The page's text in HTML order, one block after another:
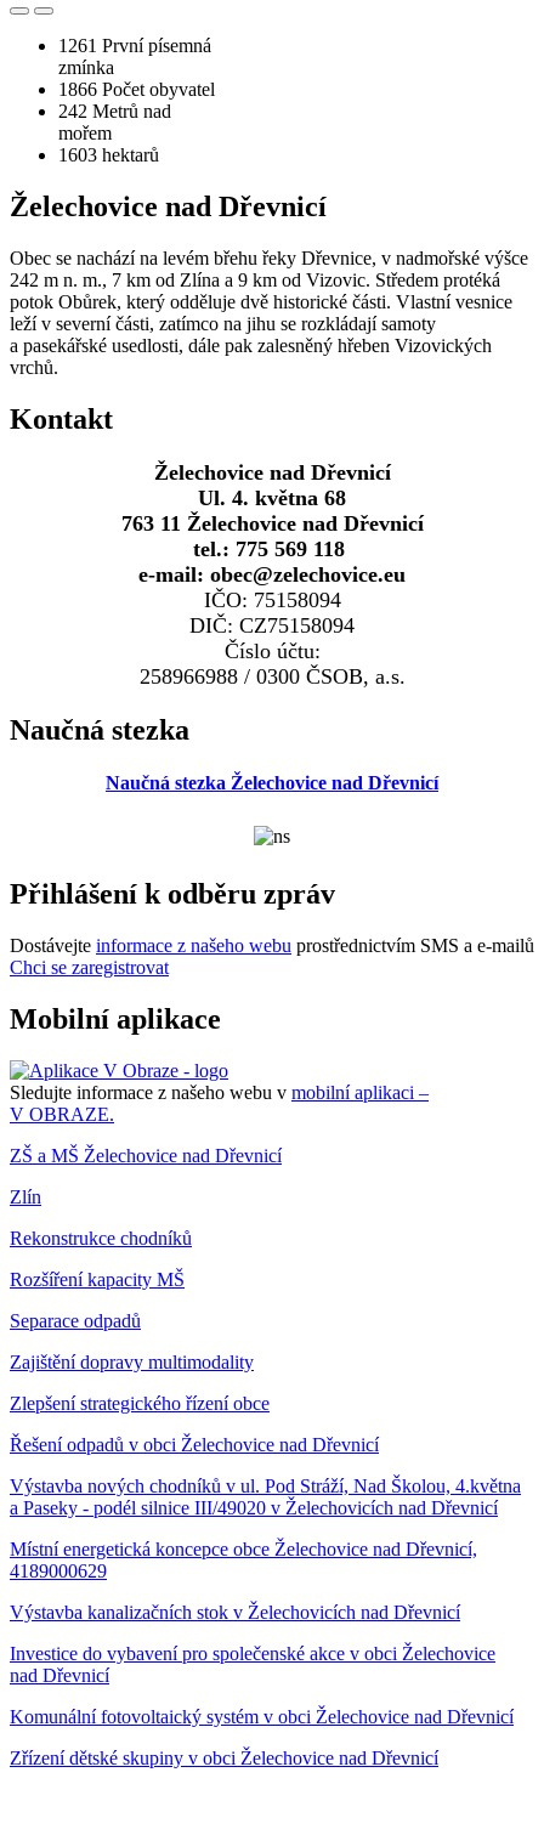
1261 První písemná
zmínka
1866 Počet obyvatel
242 Metrů nad
mořem
1603 hektarů
Želechovice nad Dřevnicí
Obec se nachází na levém břehu řeky Dřevnice, v nadmořské výšce
242 m n. m., 7 km od Zlína a 9 km od Vizovic. Středem protéká
potok Obůrek, který odděluje dvě historické části. Vlastní vesnice
leží v severní části, zatímco na jihu se rozkládají samoty
a pasekářské usedlosti, dále pak zalesněný hřeben Vizovických
vrchů.
Kontakt
Želechovice nad Dřevnicí
Ul. 4. května 68
763 11 Želechovice nad Dřevnicí
tel.: 775 569 118
e-mail: obec@zelechovice.eu
IČO: 75158094
DIČ: CZ75158094
Číslo účtu:
258966988 / 0300 ČSOB, a.s.
Naučná stezka
Naučná stezka Želechovice nad Dřevnicí
Přihlášení k odběru zpráv
Dostávejte informace z našeho webu prostřednictvím SMS a e-mailů
Chci se zaregistrovat
Mobilní aplikace
Sledujte informace z našeho webu v mobilní aplikaci –
V OBRAZE.
ZŠ a MŠ Želechovice nad Dřevnicí
Zlín
Rekonstrukce chodníků
Rozšíření kapacity MŠ
Separace odpadů
Zajištění dopravy multimodality
Zlepšení strategického řízení obce
Řešení odpadů v obci Želechovice nad Dřevnicí
Výstavba nových chodníků v ul. Pod Stráží, Nad Školou, 4.května
a Paseky - podél silnice III/49020 v Želechovicích nad Dřevnicí
Místní energetická koncepce obce Želechovice nad Dřevnicí,
4189000629
Výstavba kanalizačních stok v Želechovicích nad Dřevnicí
Investice do vybavení pro společenské akce v obci Želechovice
nad Dřevnicí
Komunální fotovoltaický systém v obci Želechovice nad Dřevnicí
Zřízení dětské skupiny v obci Želechovice nad Dřevnicí